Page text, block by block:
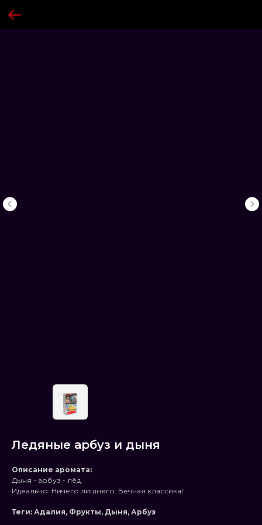
Ледяные арбуз и дыня
Описание аромата:
Дыня - арбуз - лёд.
Идеально. Ничего лишнего. Вечная классика!
Теги: Адалия, Фрукты, Дыня, Арбуз